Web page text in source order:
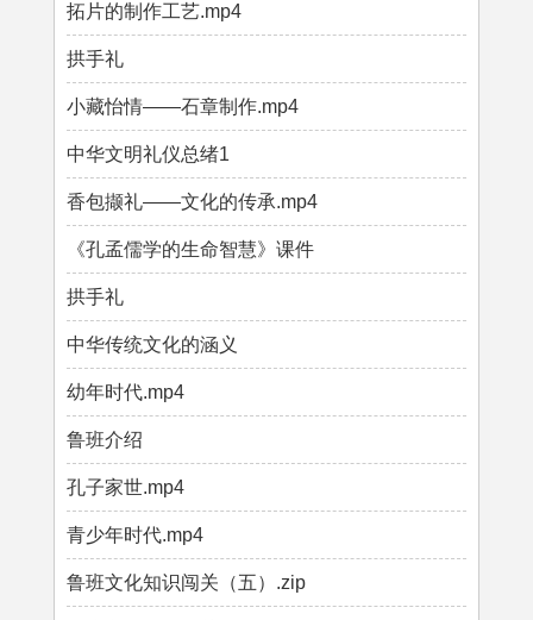
拓片的制作工艺.mp4
拱手礼
小藏怡情——石章制作.mp4
中华文明礼仪总绪1
香包撷礼——文化的传承.mp4
《孔孟儒学的生命智慧》课件
拱手礼
中华传统文化的涵义
幼年时代.mp4
鲁班介绍
孔子家世.mp4
青少年时代.mp4
鲁班文化知识闯关（五）.zip